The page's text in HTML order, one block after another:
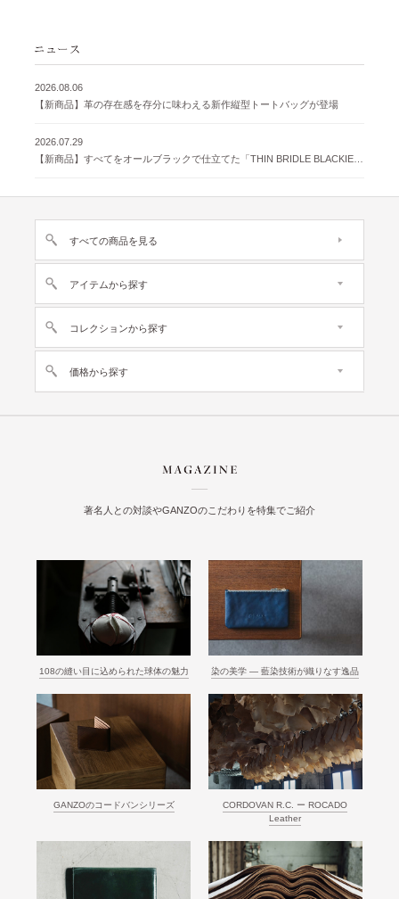
2026.08.06
【新商品】革の存在感を存分に味わえる新作縦型トートバッグが登場
2026.07.29
すべての商品を見る
アイテムから探す
コレクションから探す
価格から探す
著名人との対談やGANZOのこだわりを特集でご紹介
108の縫い目に込められた球体の魅力 染の美学 ― 藍染技術が織りなす逸品
GANZOのコードバンシリーズ
CORDOVAN R.C. ー ROCADO
Leather